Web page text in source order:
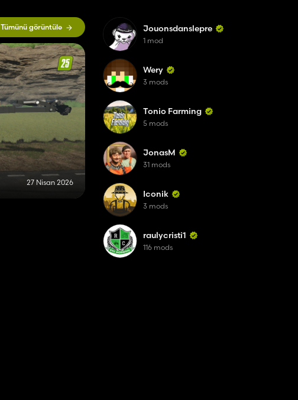
Tümünü görüntüle
27 Nisan 2026
Jouonsdanslepre
1 mod
Wery
3 mods
Tonio Farming
5 mods
JonasM
31 mods
Iconik
3 mods
raulycristi1
116 mods